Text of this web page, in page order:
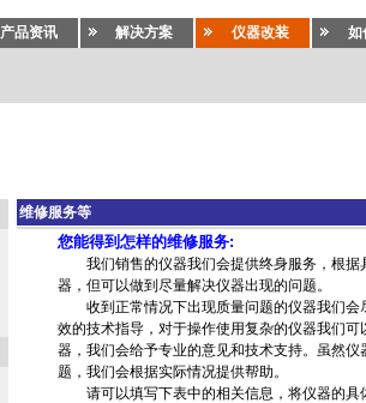
产品资讯 解决方案 仪器改装 如
维修服务等
您能得到怎样的维修服务:
我们销售的仪器我们会提供终身服务，根据
器，但可以做到尽量解决仪器出现的问题。
收到正常情况下出现质量问题的仪器我们会
效的技术指导，对于操作使用复杂的仪器我们
器，我们会给予专业的意见和技术支持。虽然
题，我们会根据实际情况提供帮助。
请可以填写下表中的相关信息，将仪器的具